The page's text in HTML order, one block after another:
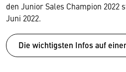
den Junior Sales Champion 2022
Juni 2022.
Die wichtigsten Infos auf
Wir benötigen Ihre